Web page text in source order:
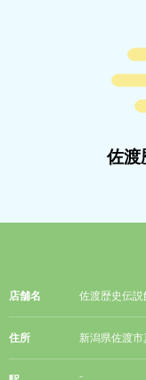
佐渡
店舗名 佐渡歴史伝説
住所 新潟県佐渡